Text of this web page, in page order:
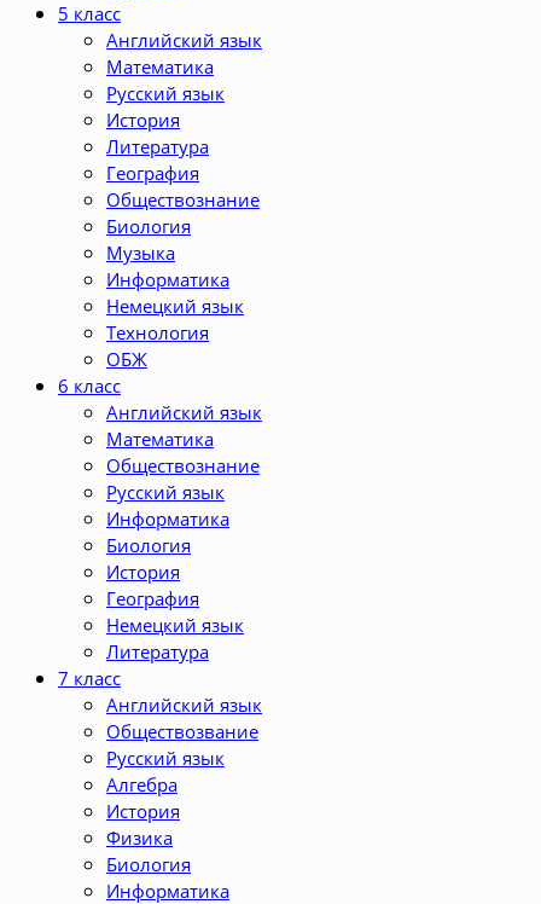
5 класс
Английский язык
Математика
Русский язык
История
Литература
География
Обществознание
Биология
Музыка
Информатика
Немецкий язык
Технология
ОБЖ
6 класс
Английский язык
Математика
Обществознание
Русский язык
Информатика
Биология
История
География
Немецкий язык
Литература
7 класс
Английский язык
Обществозвание
Русский язык
Алгебра
История
Физика
Биология
Информатика